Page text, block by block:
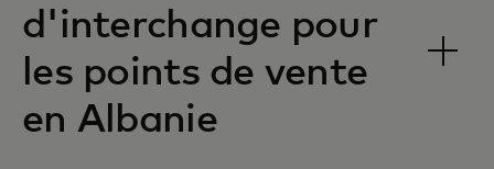
d'interchange pour
les points de vente
en Albanie‎‎